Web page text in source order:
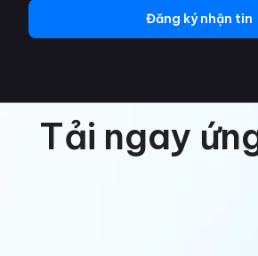
Đăng ký nhận tin
Tải ngay